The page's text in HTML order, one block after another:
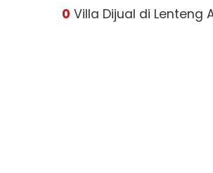
0 Villa Dijual di Lenteng